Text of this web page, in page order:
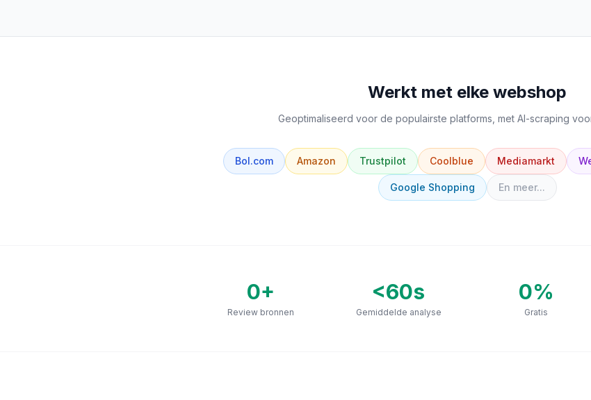
Werkt met elke webshop
Geoptimaliseerd voor de populairste platforms, met AI-scraping
Bol.com Amazon Trustpilot Coolblue Mediamarkt
Google Shopping En meer...
0+
Review bronnen
<60s
Gemiddelde analyse
0%
Gratis